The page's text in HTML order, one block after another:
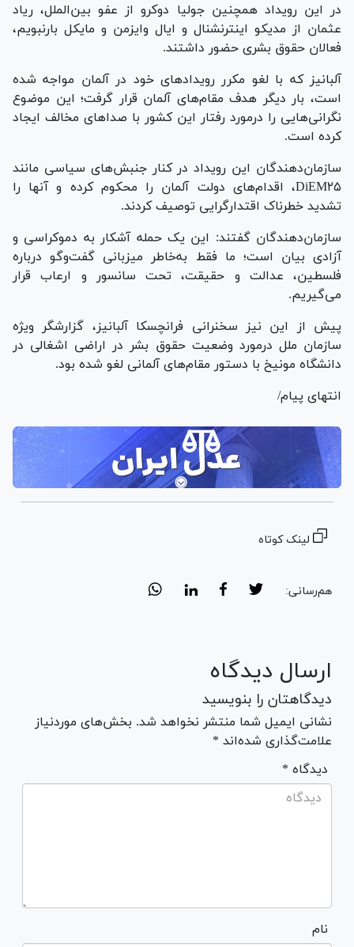
در این رویداد همچنین جولیا دوکرو از عفو بین‌الملل، ریاد
عثمان از مدیکو اینترنشنال و ایال وایزمن و مایکل بارنبویم،
فعالان حقوق بشری حضور داشتند.
آلبانیز که با لغو مکرر رویداد‌های خود در آلمان مواجه شده
است، بار دیگر هدف مقام‌های آلمان قرار گرفت؛ این موضوع
نگرانی‌هایی را درمورد رفتار این کشور با صدا‌های مخالف ایجاد
کرده است.
سازمان‌دهندگان این رویداد در کنار جنبش‌های سیاسی مانند
DiEM۲۵، اقدام‌های دولت آلمان را محکوم کرده و آنها را
تشدید خطرناک اقتدارگرایی توصیف کردند.
سازمان‌دهندگان گفتند: این یک حمله آشکار به دموکراسی و
آزادی بیان است؛ ما فقط به‌خاطر میزبانی گفت‌و‌گو درباره
فلسطین، عدالت و حقیقت، تحت سانسور و ارعاب قرار
می‌گیریم.
پیش از این نیز سخنرانی فرانچسکا آلبانیز، گزارشگر ویژه
سازمان ملل درمورد وضعیت حقوق بشر در اراضی اشغالی در
دانشگاه مونیخ با دستور مقام‌های آلمانی لغو شده بود.
انتهای پیام/
لینک کوتاه
هم‌رسانی:
ارسال دیدگاه
دیدگاهتان را بنویسید
نشانی ایمیل شما منتشر نخواهد شد. بخش‌های موردنیاز
علامت‌گذاری شده‌اند *
* دیدگاه
نام